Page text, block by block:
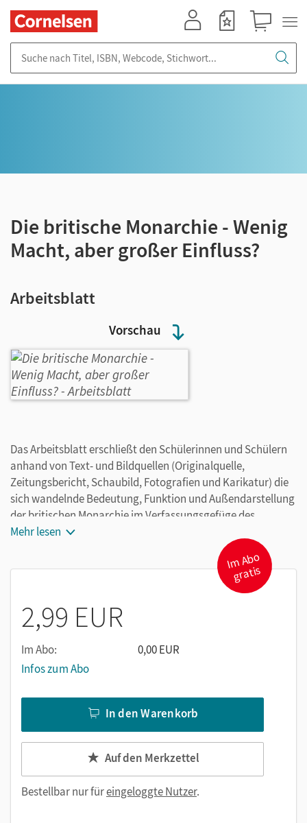
Vorschau
Die britische Monarchie - Wenig
Macht, aber großer Einfluss?
Arbeitsblatt
Das Arbeitsblatt erschließt den Schülerinnen und Schülern
anhand von Text- und Bildquellen (Originalquelle,
Zeitungsbericht, Schaubild, Fotografien und Karikatur) die
sich wandelnde Bedeutung, Funktion und Außendarstellung
der britischen Monarchie im Verfassungsgefüge des
Vereinigten Königreichs und im Zusammenspiel zwischen
Parlament und Regierung. Wichtige Stationen bzw.
Wendepunkte sind die Bill of Rights (1689, Kernaussagen auf
Englisch), die Krönung Victorias zur Kaiserin von Indien
(1876) und aktuell der Übergang von Elizabeth II. zu Charles
Mehr lesen
I
m
A
b
o
gr
atis
2,99 EUR
Im Abo:
0,00 EUR
Infos zum Abo
In den Warenkorb
Auf den Merkzettel
Bestellbar nur füreingeloggte Nutzer.